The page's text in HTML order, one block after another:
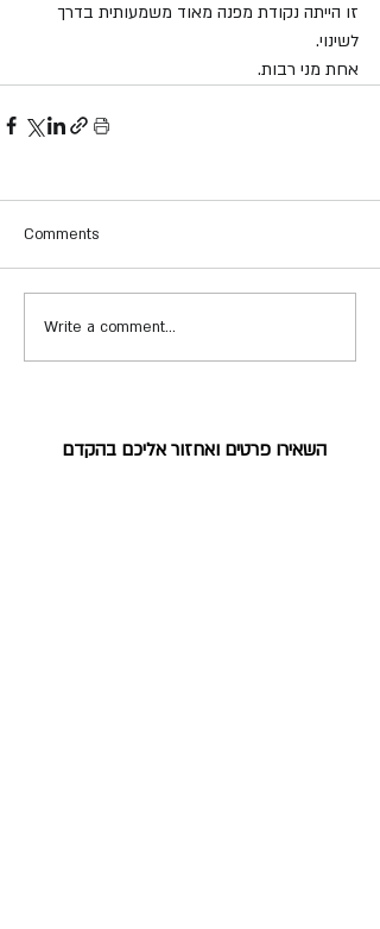
זו הייתה נקודת מפנה מאוד משמעותית בדרך
לשינוי.
אחת מני רבות.
Comments
Write a comment...
השאירו פרטים ואחזור אליכם בהקדם